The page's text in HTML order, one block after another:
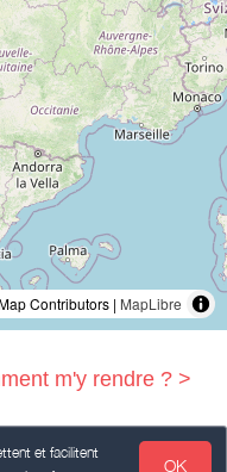
et facilitent
OK
Contributors | MapLibre
m'y rendre ? >